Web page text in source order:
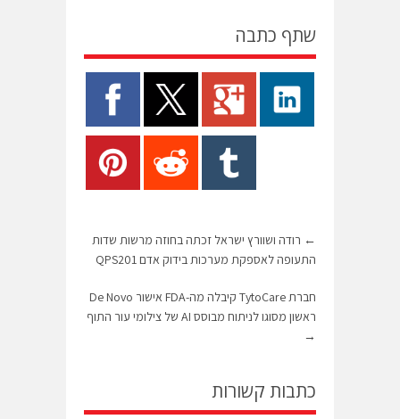
שתף כתבה
← רודה ושוורץ ישראל זכתה בחוזה מרשות שדות
התעופה לאספקת מערכות בידוק אדם QPS201
חברת TytoCare קיבלה מה-FDA אישור De Novo
ראשון מסוגו לניתוח מבוסס AI של צילומי עור התוף
→
כתבות קשורות